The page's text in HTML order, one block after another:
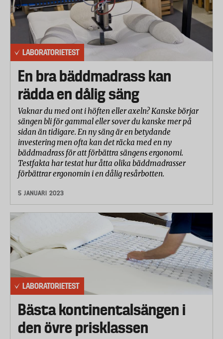
LABORATORIETEST
En bra bäddmadrass kan
rädda en dålig säng
Vaknar du med ont i höften eller axeln? Kanske börjar
sängen bli för gammal eller sover du kanske mer på
sidan än tidigare. En ny säng är en betydande
investering men ofta kan det räcka med en ny
bäddmadrass för att förbättra sängens ergonomi.
Testfakta har testat hur åtta olika bäddmadrasser
förbättrar ergonomin i en dålig resårbotten.
5 JANUARI 2023
LABORATORIETEST
Bästa kontinentalsängen i
den övre prisklassen